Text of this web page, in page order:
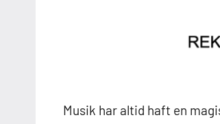
Musik har altid haft en